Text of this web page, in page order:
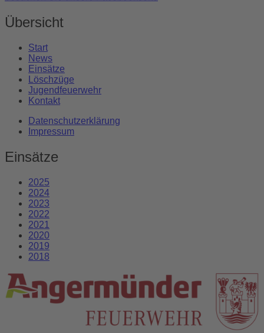
Übersicht
Start
News
Einsätze
Löschzüge
Jugendfeuerwehr
Kontakt
Datenschutzerklärung
Impressum
Einsätze
2025
2024
2023
2022
2021
2020
2019
2018